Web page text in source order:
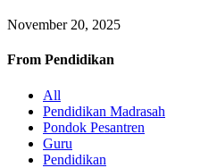
November 20, 2025
From Pendidikan
All
Pendidikan Madrasah
Pondok Pesantren
Guru
Pendidikan